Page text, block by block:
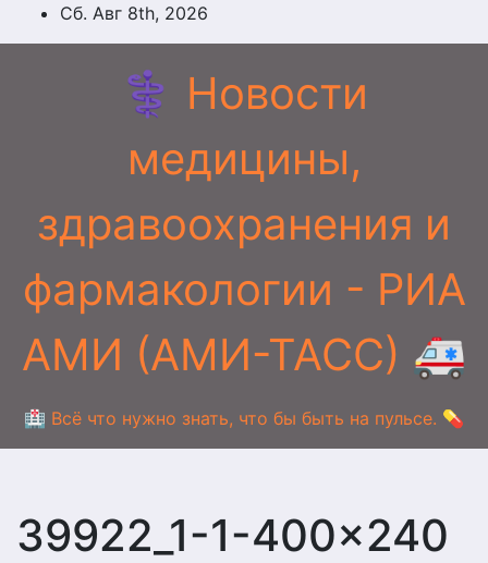
Перейти
к
Сб. Авг 8th, 2026
⚕️ Новости
медицины,
здравоохранения и
фармакологии - РИА
АМИ (АМИ-ТАСС) 🚑
🏥 Всё что нужно знать, что бы быть на пульсе. 💊
39922_1-1-400×240